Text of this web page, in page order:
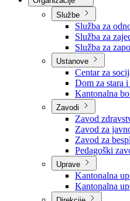
Nadležnosti
Sjednice Vlade
Službe
Služba za
Služba za
Služba za
Ustanove
Centar za
Dom za stara i
Kantonalna
Zavodi
Zavod
Zavod za
Zavod za
Pedagoški
Uprave